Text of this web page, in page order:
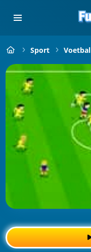
Sport Voetbal